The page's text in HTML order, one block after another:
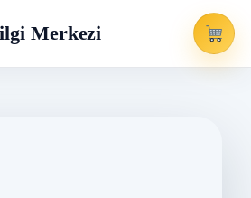
Merkezi